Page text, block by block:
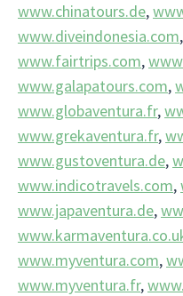
www.chinatours.de,
www.diveindonesia.com,
www.fairtrips.com,
www.galapatours.com,
www.globaventura.fr,
www.grekaventura.fr,
www.gustoventura.de,
www.indicotravels.com,
www.japaventura.de,
www.myventura.com,
www.myventura.fr,